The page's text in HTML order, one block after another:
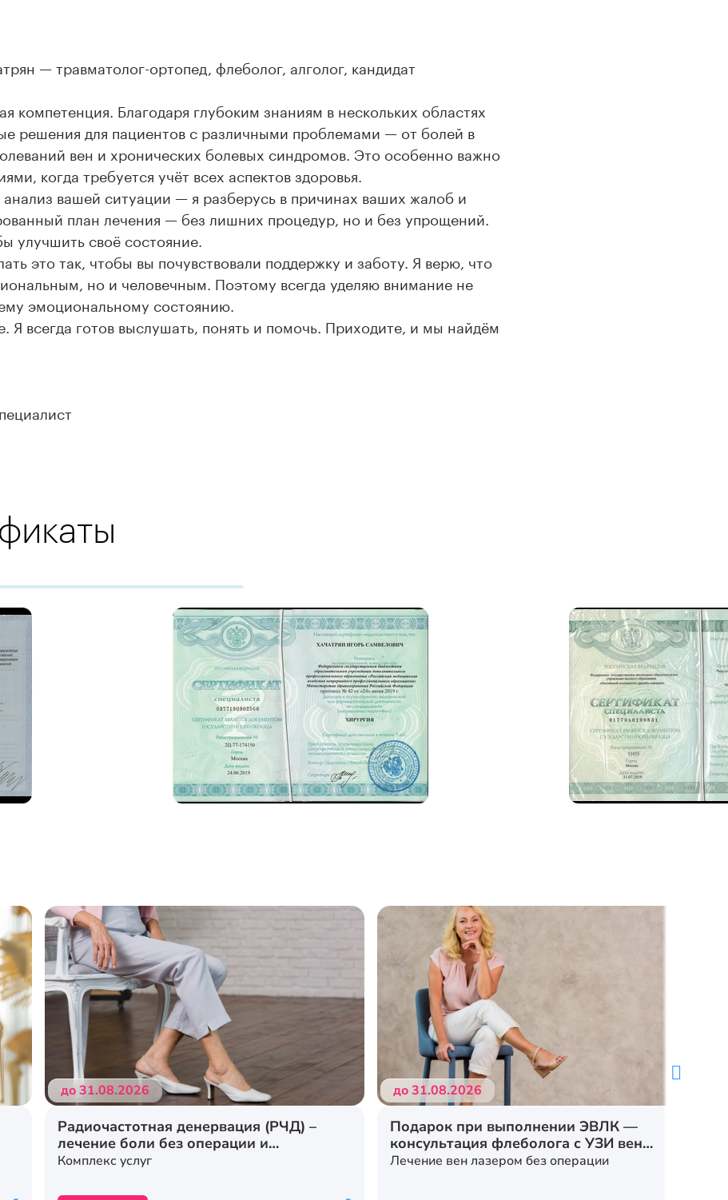
— травматолог-ортопед, флеболог, алголог, кандидат
Благодаря глубоким знаниям в нескольких областях
решения для пациентов с различными проблемами — от болей в
вен и хронических болевых синдромов. Это особенно важно
когда требуется учёт всех аспектов здоровья.
вашей ситуации — я разберусь в причинах ваших жалоб и
план лечения — без лишних процедур, но и без упрощений.
улучшить своё состояние.
это так, чтобы вы почувствовали поддержку и заботу. Я верю, что
но и человечным. Поэтому всегда уделяю внимание не
эмоциональному состоянию.
Я всегда готов выслушать, понять и помочь. Приходите, и мы найдём
до 31.08.2026
Радиочастотная денервация (РЧД) –
лечение боли без операции и
стационара
Комплекс услуг
до 31.08.2026
Подарок при выполнении ЭВЛК —
консультация флеболога с УЗИ вен
нижних конечностей
Лечение вен лазером без операции